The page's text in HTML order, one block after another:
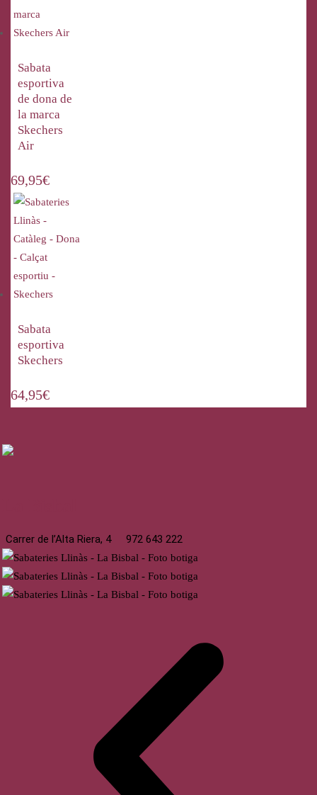
Sabata
esportiva
de dona de
la marca
Skechers
Air
69,95€
Sabata
esportiva
Skechers
64,95€
Carrer de l’Alta Riera, 4 972 643 222